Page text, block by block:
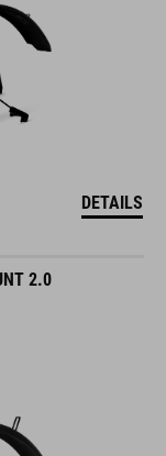
DETAILS
2.0